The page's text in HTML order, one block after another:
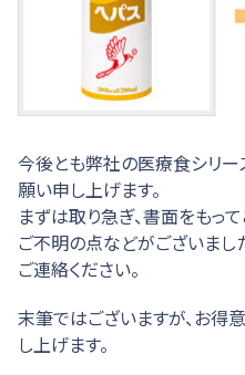
今後とも弊社の医療食シリー
願い申し上げます。
まずは取り急ぎ、書面をもっ
ご不明の点などがございまし
ご連絡ください。
末筆ではございますが、お得
し上げます。